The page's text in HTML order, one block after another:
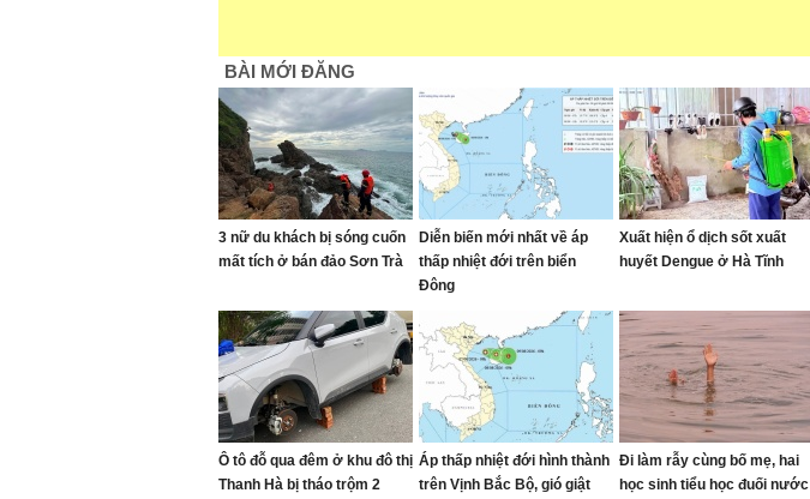
BÀI MỚI ĐĂNG
3 nữ du khách bị sóng cuốn
mất tích ở bán đảo Sơn Trà
Diễn biến mới nhất về áp
thấp nhiệt đới trên biển
Đông
Xuất hiện ổ dịch sốt xuất
huyết Dengue ở Hà Tĩnh
Ô tô đỗ qua đêm ở khu đô thị
Thanh Hà bị tháo trộm 2
Áp thấp nhiệt đới hình thành
trên Vịnh Bắc Bộ, gió giật
Đi làm rẫy cùng bố mẹ, hai
học sinh tiểu học đuối nước